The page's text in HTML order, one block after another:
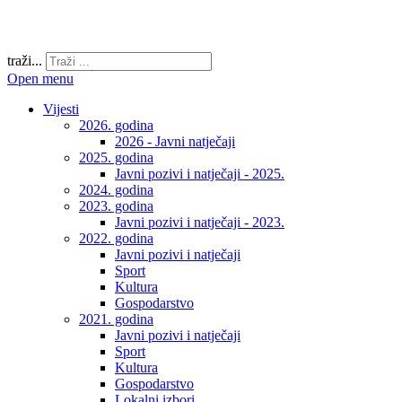
traži...
Open menu
Vijesti
2026. godina
2026 - Javni natječaji
2025. godina
Javni pozivi i natječaji - 2025.
2024. godina
2023. godina
Javni pozivi i natječaji - 2023.
2022. godina
Javni pozivi i natječaji
Sport
Kultura
Gospodarstvo
2021. godina
Javni pozivi i natječaji
Sport
Kultura
Gospodarstvo